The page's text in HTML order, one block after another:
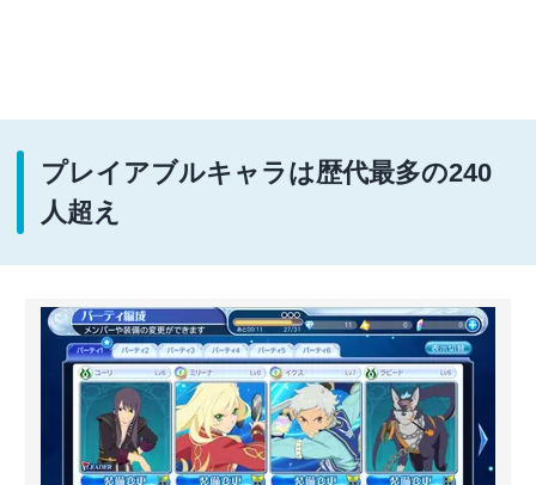
プレイアブルキャラは歴代最多の240
人超え